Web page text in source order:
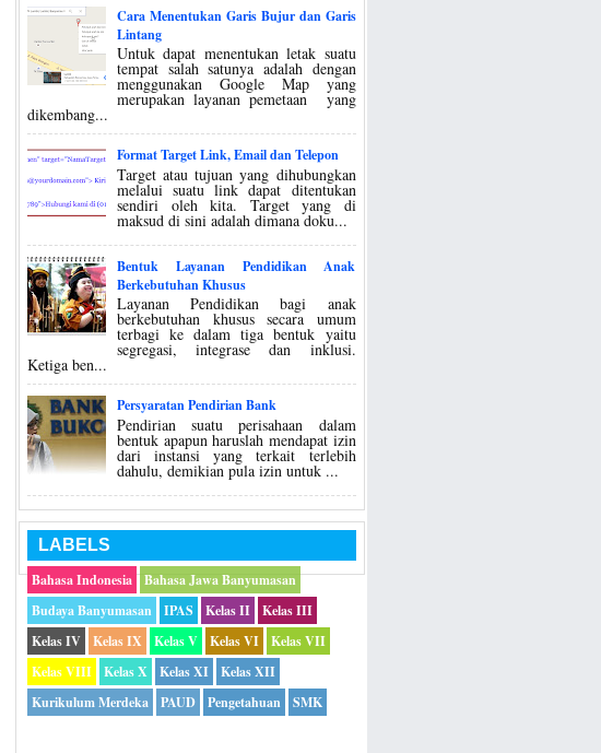
Cara Menentukan Garis Bujur dan Garis
Lintang
Untuk dapat menentukan letak suatu
tempat salah satunya adalah dengan
menggunakan Google Map yang
merupakan layanan pemetaan yang
dikembang...
Format Target Link, Email dan Telepon
Target atau tujuan yang dihubungkan
melalui suatu link dapat ditentukan
sendiri oleh kita. Target yang di
maksud di sini adalah dimana doku...
Bentuk Layanan Pendidikan Anak
Berkebutuhan Khusus
Layanan Pendidikan bagi anak
berkebutuhan khusus secara umum
terbagi ke dalam tiga bentuk yaitu
segregasi, integrase dan inklusi.
Ketiga ben...
Persyaratan Pendirian Bank
Pendirian suatu perisahaan dalam
bentuk apapun haruslah mendapat izin
dari instansi yang terkait terlebih
dahulu, demikian pula izin untuk ...
LABELS
Bahasa Indonesia
Bahasa Jawa Banyumasan
Budaya Banyumasan
IPAS Kelas II
Kelas III
Kelas IV
Kelas IX Kelas V Kelas VI
Kelas VII
Kelas VIII
Kelas X Kelas XI
Kelas XII
Kurikulum Merdeka
PAUD Pengetahuan SMK